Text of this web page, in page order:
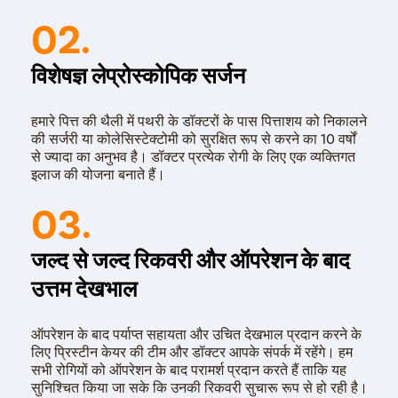
02.
विशेषज्ञ लेप्रोस्कोपिक सर्जन
हमारे पित्त की थैली में पथरी के डॉक्टरों के पास पित्ताशय को निकालने
की सर्जरी या कोलेसिस्टेक्टोमी को सुरक्षित रूप से करने का 10 वर्षों
से ज्यादा का अनुभव है। डॉक्टर प्रत्येक रोगी के लिए एक व्यक्तिगत
इलाज की योजना बनाते हैं।
03.
जल्द से जल्द रिकवरी और ऑपरेशन के बाद
उत्तम देखभाल
ऑपरेशन के बाद पर्याप्त सहायता और उचित देखभाल प्रदान करने के
लिए प्रिस्टीन केयर की टीम और डॉक्टर आपके संपर्क में रहेंगे। हम
सभी रोगियों को ऑपरेशन के बाद परामर्श प्रदान करते हैं ताकि यह
सुनिश्चित किया जा सके कि उनकी रिकवरी सुचारू रूप से हो रही है।